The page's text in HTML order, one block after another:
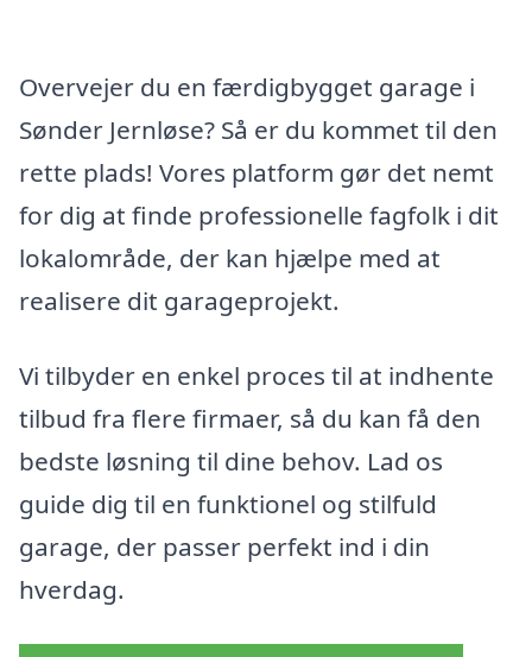
Overvejer du en færdigbygget garage i
Sønder Jernløse? Så er du kommet til den
rette plads! Vores platform gør det nemt
for dig at finde professionelle fagfolk i dit
lokalområde, der kan hjælpe med at
realisere dit garageprojekt.
Vi tilbyder en enkel proces til at indhente
tilbud fra flere firmaer, så du kan få den
bedste løsning til dine behov. Lad os
guide dig til en funktionel og stilfuld
garage, der passer perfekt ind i din
hverdag.